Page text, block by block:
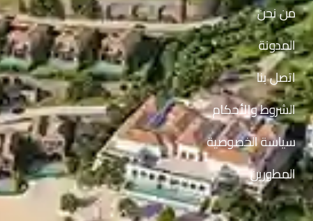
من نحن
المدونة
اتصل بنا
الشروط والأحكام
سياسة الخصوصية
المطورين